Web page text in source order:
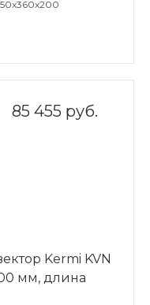
85 455 руб.
Kermi KVN
мм, длина